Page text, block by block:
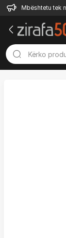
Mbështetu tek